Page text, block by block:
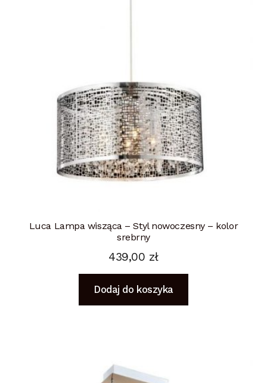
Luca Lampa wisząca – Styl nowoczesny – kolor
srebrny
439,00 zł
Dodaj do koszyka